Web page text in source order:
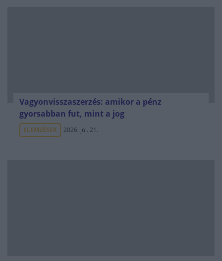
Vagyonvisszaszerzés: amikor a pénz
gyorsabban fut, mint a jog
ELEMZÉSEK 2026. júl. 21.